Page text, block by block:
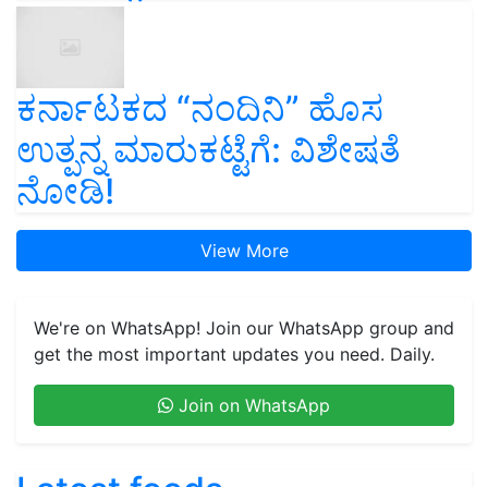
ಕರ್ನಾಟಕದ “ನಂದಿನಿ” ಹೊಸ
ಉತ್ಪನ್ನ ಮಾರುಕಟ್ಟೆಗೆ: ವಿಶೇಷತೆ
ನೋಡಿ!
View More
We're on WhatsApp! Join our WhatsApp group and
get the most important updates you need. Daily.
Join on WhatsApp